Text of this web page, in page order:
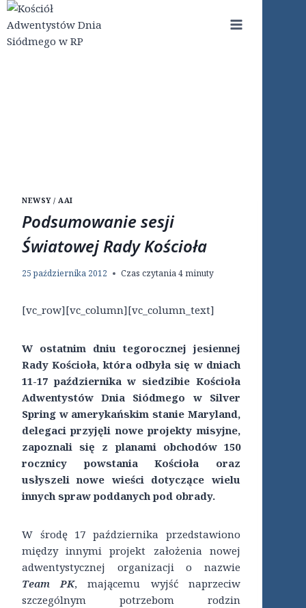
Przejdź
do
treści
NEWSY / AAI
Podsumowanie sesji
Światowej Rady Kościoła
25 października 2012 Czas czytania4minuty
[vc_row][vc_column][vc_column_text]
W ostatnim dniu tegorocznej jesiennej
Rady Kościoła, która odbyła się w dniach
11-17 października w siedzibie Kościoła
Adwentystów Dnia Siódmego w Silver
Spring w amerykańskim stanie Maryland,
delegaci przyjęli nowe projekty misyjne,
zapoznali się z planami obchodów 150
rocznicy powstania Kościoła oraz
usłyszeli nowe wieści dotyczące wielu
innych spraw poddanych pod obrady.
W środę 17 października przedstawiono
między innymi projekt założenia nowej
adwentystycznej organizacji o nazwie
Team PK, mającemu wyjść naprzeciw
szczególnym potrzebom rodzin